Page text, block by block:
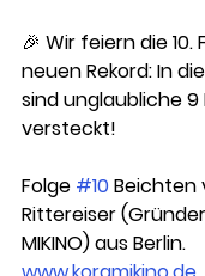
🎉 Wir feiern die
neuen Rekord: In
sind unglaubliche
versteckt!
Folge #10 Beichten
Rittereiser
MIKINO) aus Berlin.